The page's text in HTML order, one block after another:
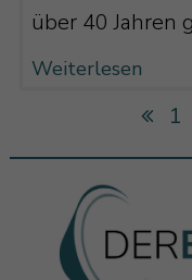
über 40 Jahren
Weiterlesen
1